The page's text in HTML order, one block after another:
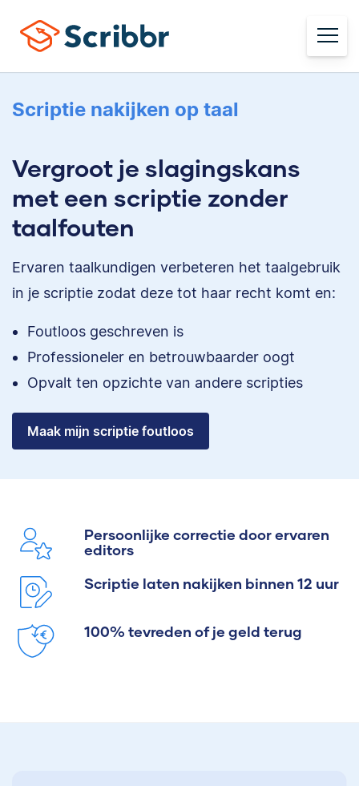
Scriptie nakijken op taal
Vergroot je slagingskans
met een scriptie zonder
taalfouten
Ervaren taalkundigen verbeteren het taalgebruik
in je scriptie zodat deze tot haar recht komt en:
Foutloos geschreven is
Professioneler en betrouwbaarder oogt
Opvalt ten opzichte van andere scripties
Maak mijn scriptie foutloos
Persoonlijke correctie door ervaren
editors
Scriptie laten nakijken binnen 12 uur
100% tevreden of je geld terug